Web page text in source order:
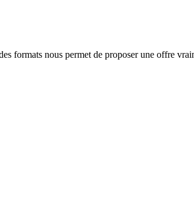
formats nous permet de proposer une offre